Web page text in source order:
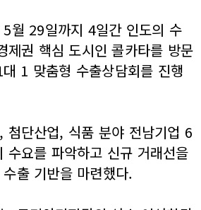
월 29일까지 4일간 인도의 수
제권 핵심 도시인 콜카타를 방문
1 맞춤형 수출상담회를 진행
첨단산업, 식품 분야 전남기업 6
수요를 파악하고 신규 거래선을
출 기반을 마련했다.